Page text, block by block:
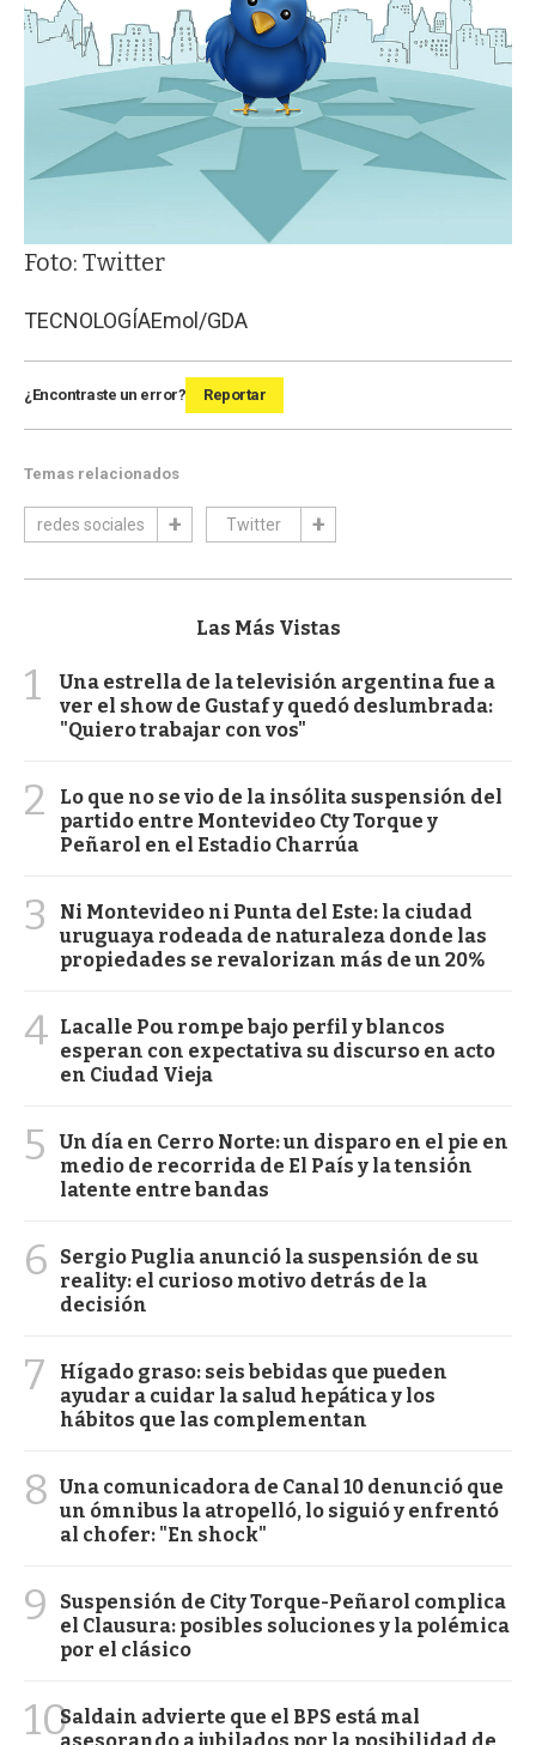
Foto: Twitter
TECNOLOGÍAEmol/GDA
¿Encontraste un error? Reportar
Temas relacionados
redes sociales Twitter
Las Más Vistas
1
Una estrella de la televisión argentina fue a
ver el show de Gustaf y quedó deslumbrada:
"Quiero trabajar con vos"
2
Lo que no se vio de la insólita suspensión del
partido entre Montevideo Cty Torque y
Peñarol en el Estadio Charrúa
3
Ni Montevideo ni Punta del Este: la ciudad
uruguaya rodeada de naturaleza donde las
propiedades se revalorizan más de un 20%
4 Lacalle Pou rompe bajo perfil y blancos
esperan con expectativa su discurso en acto
en Ciudad Vieja
5
Un día en Cerro Norte: un disparo en el pie en
medio de recorrida de El País y la tensión
latente entre bandas
6
Sergio Puglia anunció la suspensión de su
reality: el curioso motivo detrás de la
decisión
7
Hígado graso: seis bebidas que pueden
ayudar a cuidar la salud hepática y los
hábitos que las complementan
8 Una comunicadora de Canal 10 denunció que
un ómnibus la atropelló, lo siguió y enfrentó
al chofer: "En shock"
9
Suspensión de City Torque-Peñarol complica
el Clausura: posibles soluciones y la polémica
por el clásico
10Saldain advierte que el BPS está mal